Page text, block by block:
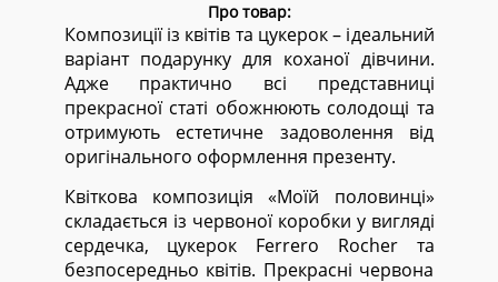
Про товар:
Композиції із квітів та цукерок – ідеальний
варіант подарунку для коханої дівчини.
Адже практично всі представниці
прекрасної статі обожнюють солодощі та
отримують естетичне задоволення від
оригінального оформлення презенту.
Квіткова композиція «Моїй половинці»
складається із червоної коробки у вигляді
сердечка, цукерок Ferrero Rocher та
безпосередньо квітів. Прекрасні червона